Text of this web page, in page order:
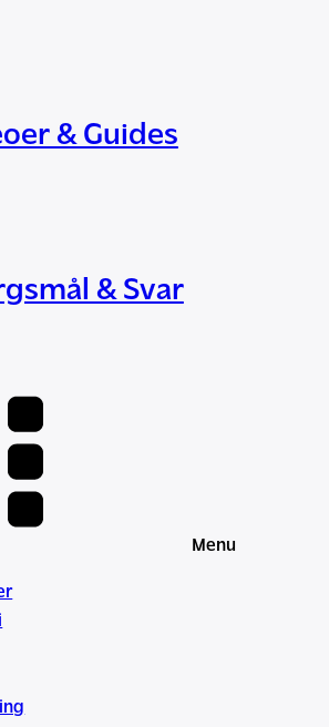
& Guides
& Svar
Menu